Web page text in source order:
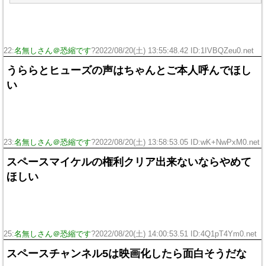
22:名無しさん＠恐縮です?2022/08/20(土) 13:55:48.42 ID:1IVBQZeu0.net
うららとヒューズの声はちゃんとご本人呼んでほし
い
23:名無しさん＠恐縮です?2022/08/20(土) 13:58:53.05 ID:wK+NwPxM0.net
スペースマイケルの権利クリア出来ないならやめて
ほしい
25:名無しさん＠恐縮です?2022/08/20(土) 14:00:53.51 ID:4Q1pT4Ym0.net
スペースチャンネル5は映画化したら面白そうだな